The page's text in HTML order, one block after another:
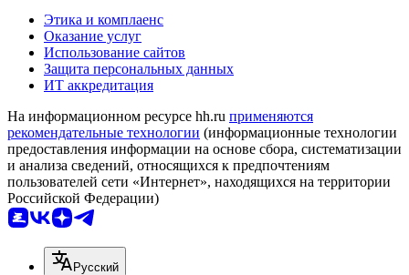
Этика и комплаенс
Оказание услуг
Использование сайтов
Защита персональных данных
ИТ аккредитация
На информационном ресурсе hh.ru применяются
рекомендательные технологии (информационные технологии
предоставления информации на основе сбора, систематизации
и анализа сведений, относящихся к предпочтениям
пользователей сети «Интернет», находящихся на территории
Российской Федерации)
Русский